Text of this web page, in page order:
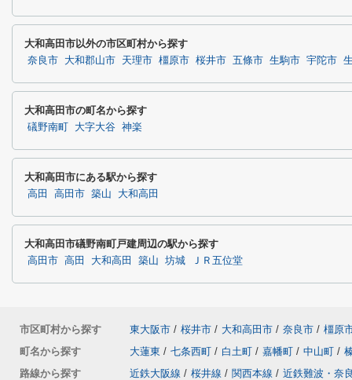
大和高田市以外の市区町村から探す
奈良市 大和郡山市 天理市 橿原市 桜井市 五條市 生駒市 宇陀市
大和高田市の町名から探す
礒野南町 大字大谷 神楽
大和高田市にある駅から探す
高田 高田市 築山 大和高田
大和高田市礒野南町戸建周辺の駅から探す
高田市 高田 大和高田 築山 坊城 ＪＲ五位堂
市区町村から探す 東大阪市 / 桜井市 / 大和高田市 / 奈良市 / 橿原
町名から探す
大蓮東 / 七条西町 / 白土町 / 嘉幡町 / 中山町 /
路線から探す
近鉄大阪線 / 桜井線 / 関西本線 / 近鉄難波・奈